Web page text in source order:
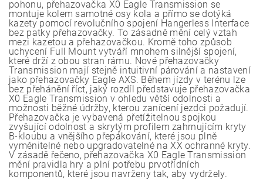
pohonu, přehazovačka X0 Eagle Transmission se
montuje kolem samotné osy kola a přímo se dotýká
kazety pomocí revolučního spojení Hangerless Interface
bez patky přehazovačky. To zásadně mění celý vztah
mezi kazetou a přehazovačkou. Kromě toho způsob
uchycení Full Mount vytváří mnohem silnější spojení,
které drží z obou stran rámu. Nové přehazovačky
Transmission mají stejně intuitivní párování a nastavení
jako přehazovačky Eagle AXS. Během jízdy v terénu lze
bez přehánění říct, jaký rozdíl představuje přehazovačka
X0 Eagle Transmission v ohledu větší odolnosti a
možnosti běžné údržby, kterou zanícení jezdci požadují.
Přehazovačka je vybavená přetížitelnou spojkou
zvyšující odolnost a skrytým profilem zahrnujícím kryty
B-kloubu a vnějšího přepákování, které jsou plně
vyměnitelné nebo upgradovatelné na XX ochranné kryty.
V zásadě řečeno, přehazovačka X0 Eagle Transmission
mění pravidla hry a plní potřebu prvotřídních
komponentů, které jsou navrženy tak, aby vydržely.